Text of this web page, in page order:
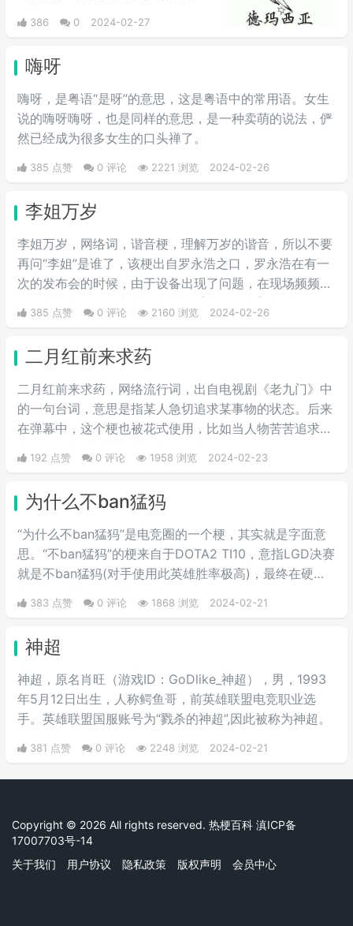
岁”。LOL玩家在开战时喜欢喊德玛
烈地光荣与自豪，且气势满满。生
活中用来表示激动、勇敢前进、誓
死守护心爱之物、犯我者虽远必诛
等心情。因为在玩家刚接触英雄联
盟时，盖伦释放大招时的那句霸气
十足的“德玛西亚”，在当时德玛西
年联盟老玩家，基本不知道啥意
386 0 2024-02-27
嗨呀
嗨呀，是粤语“是呀”的意思，这是粤语中的常用语。女生
说的嗨呀嗨呀，也是同样的意思，是一种卖萌的说法，俨
然已经成为很多女生的口头禅了。
385 点赞 0 评论 2221 浏览 2024-02-26
李姐万岁
李姐万岁，网络词，谐音梗，理解万岁的谐音，所以不要
再问“李姐”是谁了，该梗出自罗永浩之口，罗永浩在有一
次的发布会的时候，由于设备出现了问题，在现场频频出
错，满头大汗的罗永浩不断地说【李姐万岁】来缓解尴
尬，然后被一些锤子的粉丝疯狂传播。疯狂复读，每每出
可以说相当沙雕了，哈哈哈哈哈哈哈哈哈。
385 点赞 0 评论 2160 浏览 2024-02-26
二月红前来求药
二月红前来求药，网络流行词，出自电视剧《老九门》中
的一句台词，意思是指某人急切追求某事物的状态。后来
在弹幕中，这个梗也被花式使用，比如当人物苦苦追求某
以网友也用“二月红前来求药”那天的雨，来形容雨下得很
192 点赞 0 评论 1958 浏览 2024-02-23
为什么不ban猛犸
“为什么不ban猛犸”是电竞圈的一个梗，其实就是字面意
思。“不ban猛犸”的梗来自于DOTA2 TI10，意指LGD决赛
就是不ban猛犸(对手使用此英雄胜率极高)，最终在硬实
力略强的情况下输掉了比赛。
383 点赞 0 评论 1868 浏览 2024-02-21
神超
神超，原名肖旺（游戏ID：GoDlike_神超），男，1993
年5月12日出生，人称鳄鱼哥，前英雄联盟电竞职业选
手。英雄联盟国服账号为“戮杀的神超”,因此被称为神超。
381 点赞 0 评论 2248 浏览 2024-02-21
Copyright © 2026 All rights reserved. 热梗百科 滇ICP备
17007703号-14
关于我们
用户协议 隐私政策 版权声明 会员中心